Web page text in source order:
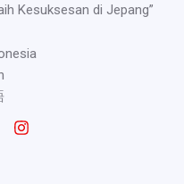
Kesuksesan di Jepang”